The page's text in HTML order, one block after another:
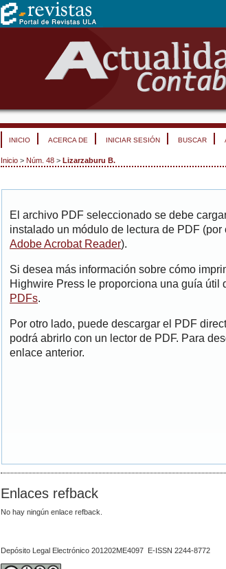
INICIO ACERCA DE INICIAR SESIÓN BUSCAR
Inicio > Núm. 48 > Lizarzaburu B.
El archivo PDF seleccionado se debe
instalado un módulo de lectura de PDF
Adobe Acrobat Reader).
Si desea más información sobre cómo
Highwire Press le proporciona una guía útil
PDFs.
Por otro lado, puede descargar el PDF
podrá abrirlo con un lector de PDF. Para
enlace anterior.
Enlaces refback
No hay ningún enlace refback.
Depósito Legal Electrónico 201202ME4097 E-ISSN 2244-8772